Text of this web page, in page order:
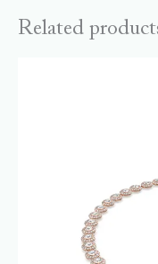
Related